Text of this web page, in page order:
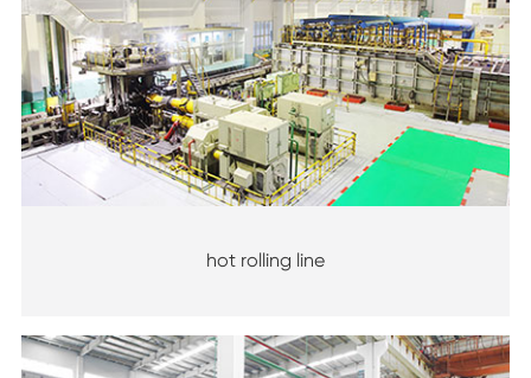
hot rolling line